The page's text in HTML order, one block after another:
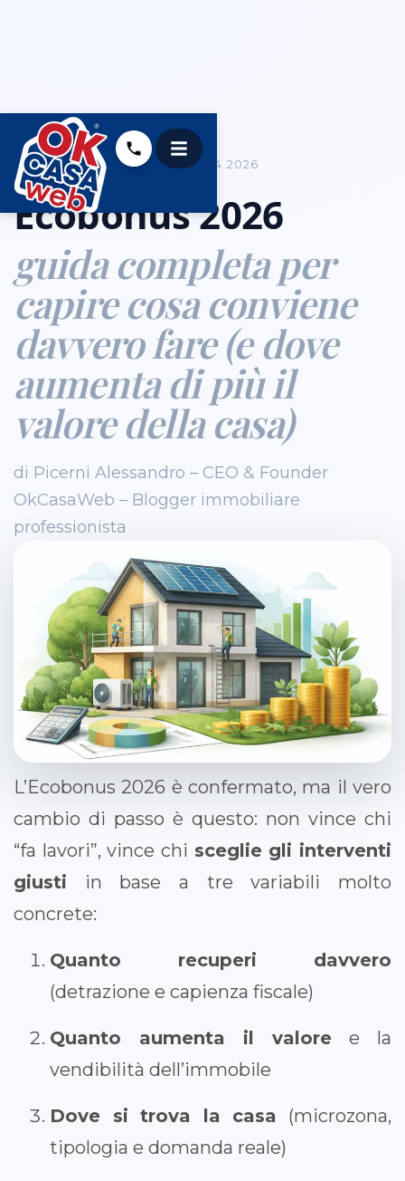
COME VENDERE CASA 02.14.2026
Ecobonus 2026
guida completa per
capire cosa conviene
davvero fare (e dove
aumenta di più il
valore della casa)
di Picerni Alessandro – CEO & Founder
OkCasaWeb – Blogger immobiliare
professionista
L’Ecobonus 2026 è confermato, ma il vero
cambio di passo è questo: non vince chi
“fa lavori”, vince chi sceglie gli interventi
giusti in base a tre variabili molto
concrete:
Quanto recuperi davvero
(detrazione e capienza fiscale)
Quanto aumenta il valore e la
vendibilità dell’immobile
Dove si trova la casa (microzona,
tipologia e domanda reale)